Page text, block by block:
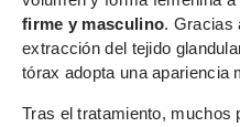
firme y masculino. Gracias
extracción del tejido
tórax adopta una apariencia
Tras el tratamiento, muchos